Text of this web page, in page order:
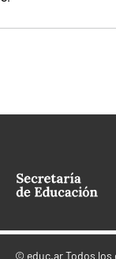
© educ.arTodos los